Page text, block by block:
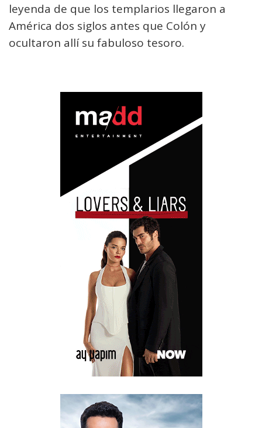
leyenda de que los templarios llegaron a
América dos siglos antes que Colón y
ocultaron allí su fabuloso tesoro.